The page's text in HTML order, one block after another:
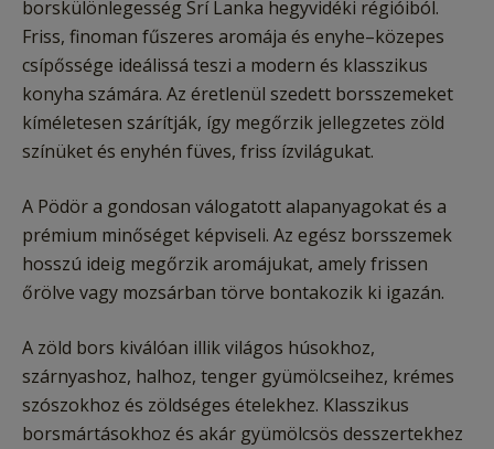
borskülönlegesség Srí Lanka hegyvidéki régióiból.
Friss, finoman fűszeres aromája és enyhe–közepes
csípőssége ideálissá teszi a modern és klasszikus
konyha számára. Az éretlenül szedett borsszemeket
kíméletesen szárítják, így megőrzik jellegzetes zöld
színüket és enyhén füves, friss ízvilágukat.
A Pödör a gondosan válogatott alapanyagokat és a
prémium minőséget képviseli. Az egész borsszemek
hosszú ideig megőrzik aromájukat, amely frissen
őrölve vagy mozsárban törve bontakozik ki igazán.
A zöld bors kiválóan illik világos húsokhoz,
szárnyashoz, halhoz, tenger gyümölcseihez, krémes
szószokhoz és zöldséges ételekhez. Klasszikus
borsmártásokhoz és akár gyümölcsös desszertekhez